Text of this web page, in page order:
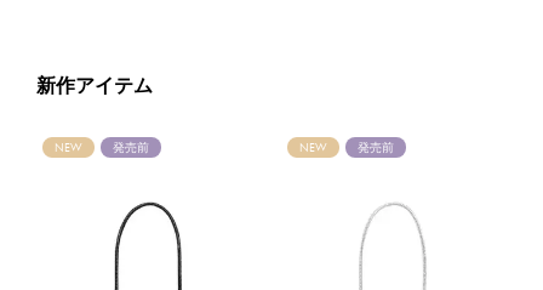
新作アイテム
NEW 発売前 NEW 発売前